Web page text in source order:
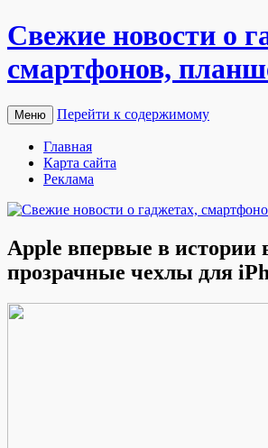
Свежие новости о
смартфонов,
Меню Перейти к содержимому
Главная
Карта сайта
Реклама
Apple впервые в истории
прозрачные чехлы для